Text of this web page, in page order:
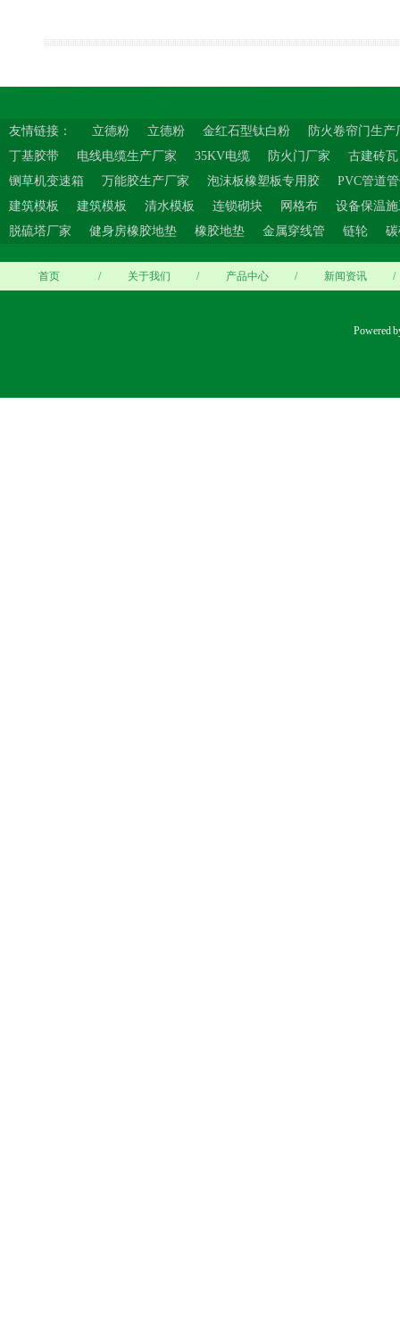
友情链接： 立德粉 立德粉 金红石型钛白粉
防火卷帘门生产
丁基胶带
电线电缆生产厂家 35KV电缆 防火门厂家
古建砖瓦
铡草机变速箱
万能胶生产厂家 泡沫板橡塑板专用胶
PVC管道
建筑模板
建筑模板 清水模板 连锁砌块 网格布
设备保温
脱硫塔厂家
健身房橡胶地垫 橡胶地垫 金属穿线管 链轮
首页 关于我们
/ 产品中心
/ 新闻资讯
/ /
Powered